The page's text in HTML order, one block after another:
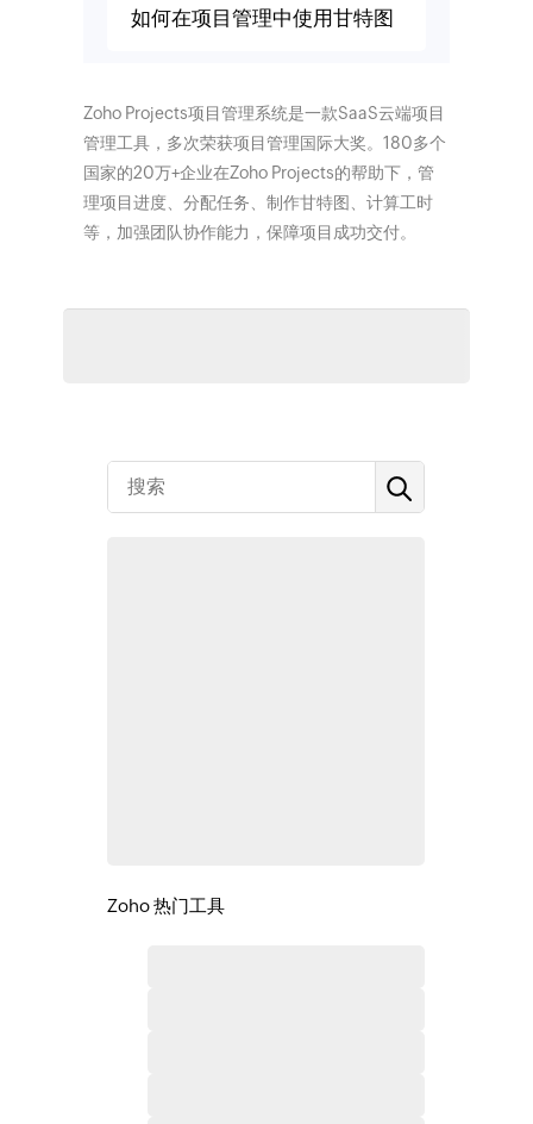
如何在项目管理中使用甘特图
Zoho Projects项目管理系统是一款SaaS云端项目
管理工具，多次荣获项目管理国际大奖。180多个
国家的20万+企业在Zoho Projects的帮助下，管
理项目进度、分配任务、制作甘特图、计算工时
等，加强团队协作能力，保障项目成功交付。
Zoho 热门工具